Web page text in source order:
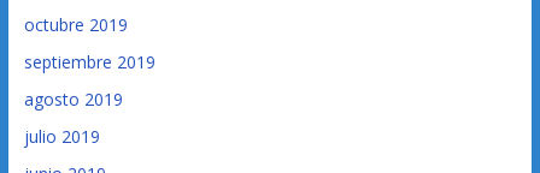
octubre 2019
septiembre 2019
agosto 2019
julio 2019